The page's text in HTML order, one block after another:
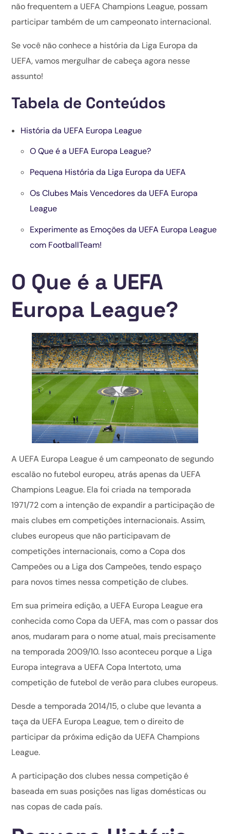
não frequentem a UEFA Champions League, possam
participar também de um campeonato internacional.
Se você não conhece a história da Liga Europa da
UEFA, vamos mergulhar de cabeça agora nesse
assunto!
Tabela de Conteúdos
História da UEFA Europa League
O Que é a UEFA Europa League?
Pequena História da Liga Europa da UEFA
Os Clubes Mais Vencedores da UEFA Europa
League
Experimente as Emoções da UEFA Europa League
com FootballTeam!
O Que é a UEFA
Europa League?
A UEFA Europa League é um campeonato de segundo
escalão no futebol europeu, atrás apenas da UEFA
Champions League. Ela foi criada na temporada
1971/72 com a intenção de expandir a participação de
mais clubes em competições internacionais. Assim,
clubes europeus que não participavam de
competições internacionais, como a Copa dos
Campeões ou a Liga dos Campeões, tendo espaço
para novos times nessa competição de clubes.
Em sua primeira edição, a UEFA Europa League era
conhecida como Copa da UEFA, mas com o passar dos
anos, mudaram para o nome atual, mais precisamente
na temporada 2009/10. Isso aconteceu porque a Liga
Europa integrava a UEFA Copa Intertoto, uma
competição de futebol de verão para clubes europeus.
Desde a temporada 2014/15, o clube que levanta a
taça da UEFA Europa League, tem o direito de
participar da próxima edição da UEFA Champions
League.
A participação dos clubes nessa competição é
baseada em suas posições nas ligas domésticas ou
nas copas de cada país.